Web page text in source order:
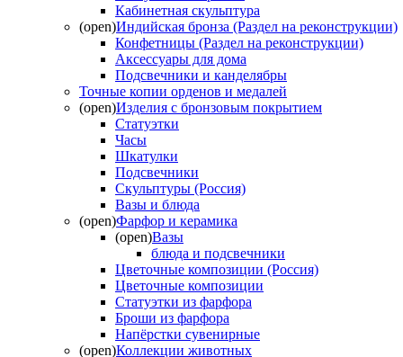
Кабинетная скульптура
(open)Индийская бронза (Раздел на реконструкции)
Конфетницы (Раздел на реконструкции)
Аксессуары для дома
Подсвечники и канделябры
Точные копии орденов и медалей
(open)Изделия с бронзовым покрытием
Статуэтки
Часы
Шкатулки
Подсвечники
Скульптуры (Россия)
Вазы и блюда
(open)Фарфор и керамика
(open)Вазы
блюда и подсвечники
Цветочные композиции (Россия)
Цветочные композиции
Статуэтки из фарфора
Броши из фарфора
Напёрстки сувенирные
(open)Коллекции животных